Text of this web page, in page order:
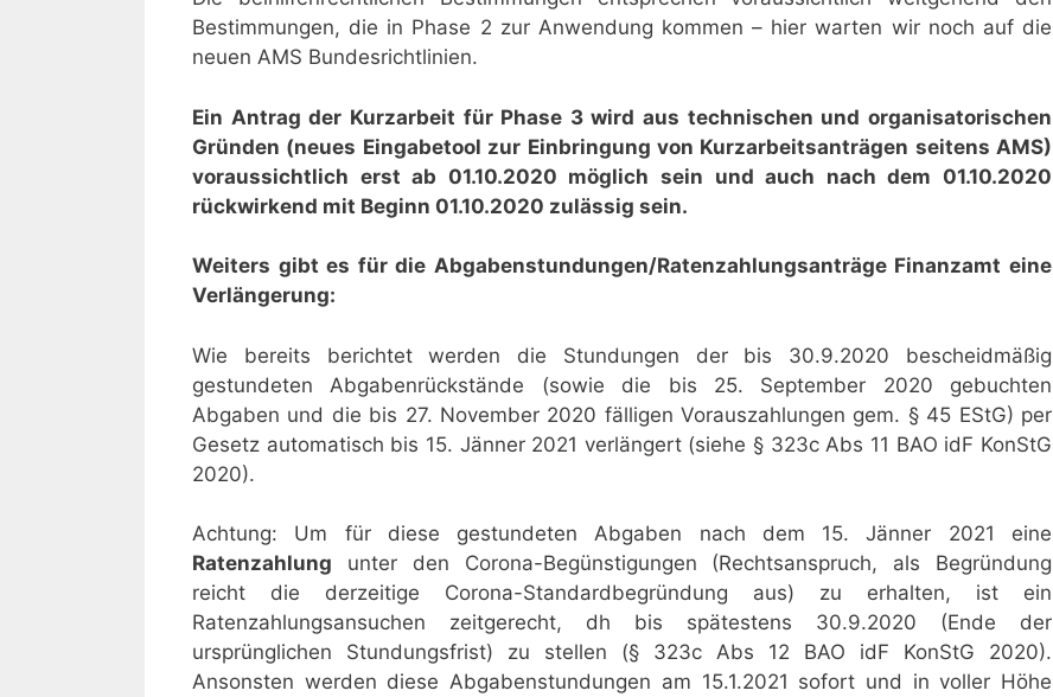
Bestimmungen, die in Phase 2 zur Anwendung kommen – hier warten wir noch auf die
neuen AMS Bundesrichtlinien.
Ein Antrag der Kurzarbeit für Phase 3 wird aus technischen und organisatorischen
Gründen (neues Eingabetool zur Einbringung von Kurzarbeitsanträgen seitens AMS)
voraussichtlich erst ab 01.10.2020 möglich sein und auch nach dem 01.10.2020
rückwirkend mit Beginn 01.10.2020 zulässig sein.
Weiters gibt es für die Abgabenstundungen/Ratenzahlungsanträge Finanzamt eine
Verlängerung:
Wie bereits berichtet werden die Stundungen der bis 30.9.2020 bescheidmäßig
gestundeten Abgabenrückstände (sowie die bis 25. September 2020 gebuchten
Abgaben und die bis 27. November 2020 fälligen Vorauszahlungen gem. § 45 EStG) per
Gesetz automatisch bis 15. Jänner 2021 verlängert (siehe § 323c Abs 11 BAO idF KonStG
2020).
Achtung: Um für diese gestundeten Abgaben nach dem 15. Jänner 2021 eine
Ratenzahlung unter den Corona-Begünstigungen (Rechtsanspruch, als Begründung
reicht die derzeitige Corona-Standardbegründung aus) zu erhalten, ist ein
Ratenzahlungsansuchen zeitgerecht, dh bis spätestens 30.9.2020 (Ende der
ursprünglichen Stundungsfrist) zu stellen (§ 323c Abs 12 BAO idF KonStG 2020).
Ansonsten werden diese Abgabenstundungen am 15.1.2021 sofort und in voller Höhe